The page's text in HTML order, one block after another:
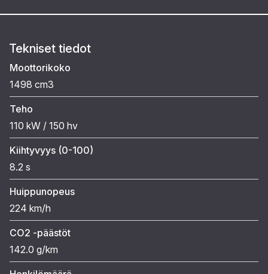
Tekniset tiedot
Moottorikoko
1498 cm3
Teho
110 kW / 150 hv
Kiihtyvyys (0-100)
8.2 s
Huippunopeus
224 km/h
CO2 -päästöt
142.0 g/km